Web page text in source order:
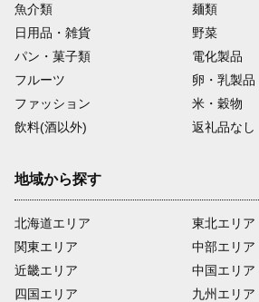
魚介類
麺類
日用品・雑貨
野菜
パン・菓子類
電化製品
フルーツ
卵・乳製品
ファッション
米・穀物
飲料(酒以外)
返礼品なし
地域から探す
北海道エリア
関東エリア
近畿エリア
四国エリア
東北エリア
中部エリア
中国エリア
九州エリア